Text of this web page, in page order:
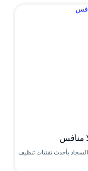
منافس
بأحدث تقنيات تنظيف